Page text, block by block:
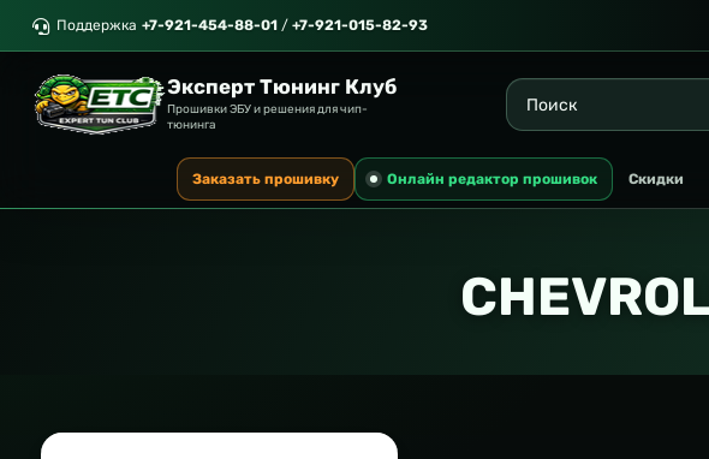
Поддержка +7-921-454-88-01 / +7-921-015-82-93
Эксперт Тюнинг Клуб
Прошивки ЭБУ и решения для чип-
тюнинга
Заказать прошивку Онлайн редактор прошивок Скидки